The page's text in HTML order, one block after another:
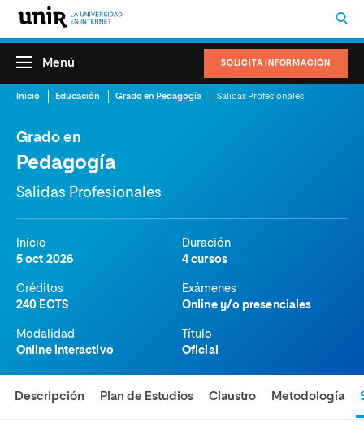
SOLICITA INFORMACIÓN
Menú
Inicio Educación Grado en Pedagogía Salidas Profesionales
Grado en
Pedagogía
Salidas Profesionales
Inicio
5 oct 2026
Duración
4 cursos
Créditos
240 ECTS
Exámenes
Online y/o presenciales
Modalidad
Online interactivo
Título
Oficial
Descripción Plan de Estudios Claustro Metodología